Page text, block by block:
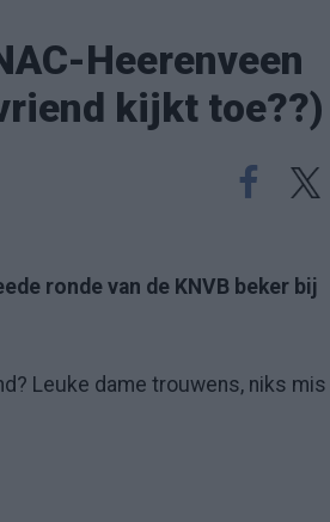
Heerenveen
kijkt toe??)
ronde van de KNVB beker bij
Leuke dame trouwens, niks mis